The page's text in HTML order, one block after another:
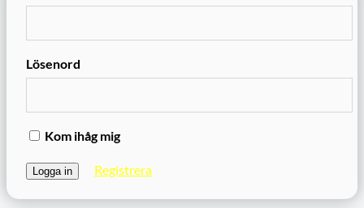
Lösenord
Kom ihåg mig
Registrera